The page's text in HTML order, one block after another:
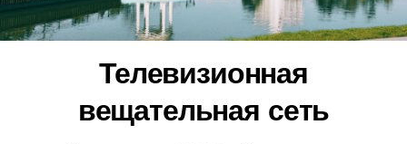
Телевизионная
вещательная сеть